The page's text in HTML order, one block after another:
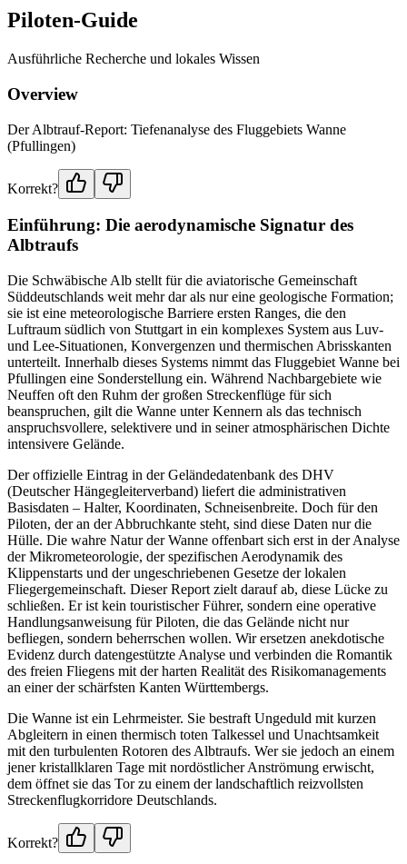
Piloten-Guide
Ausführliche Recherche und lokales Wissen
Overview
Der Albtrauf-Report: Tiefenanalyse des Fluggebiets Wanne
(Pfullingen)
Korrekt?
Einführung: Die aerodynamische Signatur des
Albtraufs
Die Schwäbische Alb stellt für die aviatorische Gemeinschaft
Süddeutschlands weit mehr dar als nur eine geologische Formation;
sie ist eine meteorologische Barriere ersten Ranges, die den
Luftraum südlich von Stuttgart in ein komplexes System aus Luv-
und Lee-Situationen, Konvergenzen und thermischen Abrisskanten
unterteilt. Innerhalb dieses Systems nimmt das Fluggebiet Wanne bei
Pfullingen eine Sonderstellung ein. Während Nachbargebiete wie
Neuffen oft den Ruhm der großen Streckenflüge für sich
beanspruchen, gilt die Wanne unter Kennern als das technisch
anspruchsvollere, selektivere und in seiner atmosphärischen Dichte
intensivere Gelände.
Der offizielle Eintrag in der Geländedatenbank des DHV
(Deutscher Hängegleiterverband) liefert die administrativen
Basisdaten – Halter, Koordinaten, Schneisenbreite. Doch für den
Piloten, der an der Abbruchkante steht, sind diese Daten nur die
Hülle. Die wahre Natur der Wanne offenbart sich erst in der Analyse
der Mikrometeorologie, der spezifischen Aerodynamik des
Klippenstarts und der ungeschriebenen Gesetze der lokalen
Fliegergemeinschaft. Dieser Report zielt darauf ab, diese Lücke zu
schließen. Er ist kein touristischer Führer, sondern eine operative
Handlungsanweisung für Piloten, die das Gelände nicht nur
befliegen, sondern beherrschen wollen. Wir ersetzen anekdotische
Evidenz durch datengestützte Analyse und verbinden die Romantik
des freien Fliegens mit der harten Realität des Risikomanagements
an einer der schärfsten Kanten Württembergs.
Die Wanne ist ein Lehrmeister. Sie bestraft Ungeduld mit kurzen
Abgleitern in einen thermisch toten Talkessel und Unachtsamkeit
mit den turbulenten Rotoren des Albtraufs. Wer sie jedoch an einem
jener kristallklaren Tage mit nordöstlicher Anströmung erwischt,
dem öffnet sie das Tor zu einem der landschaftlich reizvollsten
Streckenflugkorridore Deutschlands.
Korrekt?